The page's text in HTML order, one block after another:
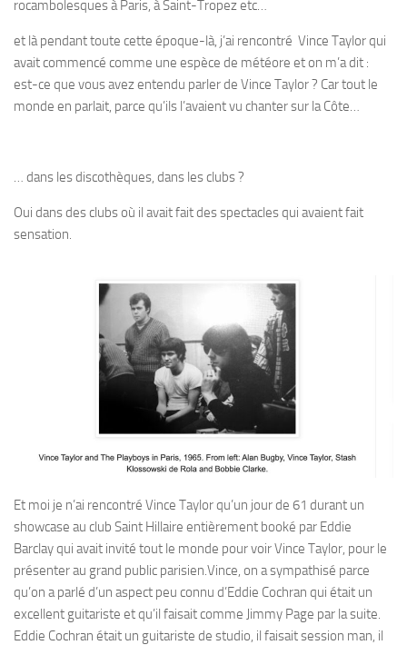
rocambolesques à Paris, à Saint-Tropez etc…
et là pendant toute cette époque-là, j’ai rencontré Vince Taylor qui
avait commencé comme une espèce de météore et on m’a dit :
est-ce que vous avez entendu parler de Vince Taylor ? Car tout le
monde en parlait, parce qu’ils l’avaient vu chanter sur la Côte…
… dans les discothèques, dans les clubs ?
Oui dans des clubs où il avait fait des spectacles qui avaient fait
sensation.
Et moi je n’ai rencontré Vince Taylor qu’un jour de 61 durant un
showcase au club Saint Hillaire entièrement booké par Eddie
Barclay qui avait invité tout le monde pour voir Vince Taylor, pour le
présenter au grand public parisien.Vince, on a sympathisé parce
qu’on a parlé d’un aspect peu connu d’Eddie Cochran qui était un
excellent guitariste et qu’il faisait comme Jimmy Page par la suite.
Eddie Cochran était un guitariste de studio, il faisait session man, il